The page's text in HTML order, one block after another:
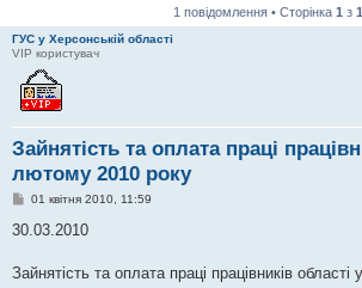
1 повідомлення • Сторінка 1 з 1
ГУС у Херсонській області
VIP користувач
Зайнятість та оплата праці
лютому 2010 року
П
в
о
01 квітня 2010, 11:59
30.03.2010
Зайнятість та оплата праці працівників